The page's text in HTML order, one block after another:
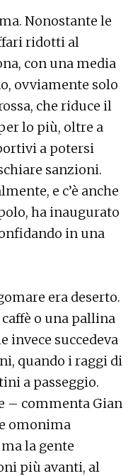
Nonostante le
ridotti al
con una media
ovviamente solo
che riduce il
lo più, oltre a
a potersi
sanzioni.
e c’è anche
ha inaugurato
in una
era deserto.
o una pallina
invece succedeva
quando i raggi di
a passeggio.
– commenta Gian
omonima
la gente
più avanti, al